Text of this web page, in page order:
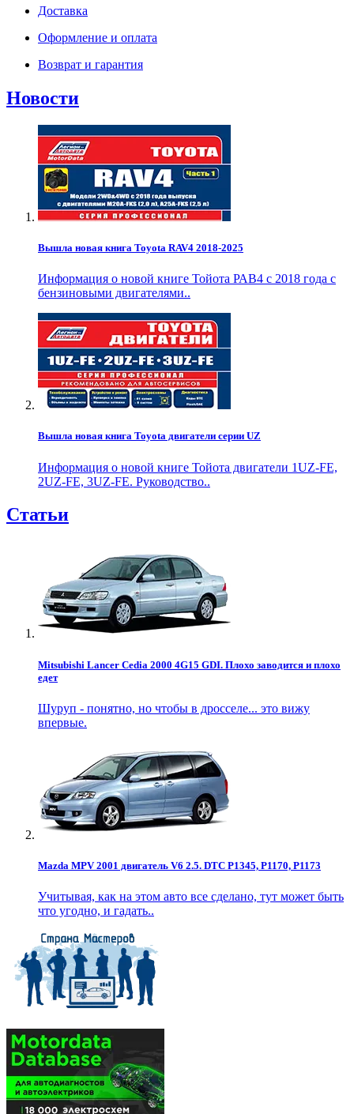
Доставка
Оформление и оплата
Возврат и гарантия
Новости
Вышла новая книга Toyota RAV4 2018-2025
Информация о новой книге Тойота РАВ4 с 2018 года с
бензиновыми двигателями..
Вышла новая книга Toyota двигатели серии UZ
Информация о новой книге Тойота двигатели 1UZ-FE,
2UZ-FE, 3UZ-FE. Руководство..
Статьи
Mitsubishi Lancer Cedia 2000 4G15 GDI. Плохо заводится и плохо
едет
Шуруп - понятно, но чтобы в дросселе... это вижу
впервые.
Mazda MPV 2001 двигатель V6 2.5. DTC P1345, P1170, P1173
Учитывая, как на этом авто все сделано, тут может быть
что угодно, и гадать..